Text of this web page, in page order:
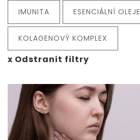
IMUNITA ESENCIÁLNÍ OLEJE
KOLAGENOVÝ KOMPLEX
x Odstranit filtry